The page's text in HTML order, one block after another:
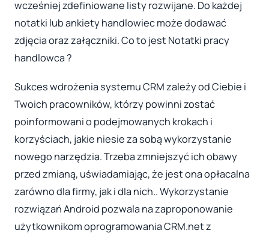
wcześniej zdefiniowane listy rozwijane. Do każdej
notatki lub ankiety handlowiec może dodawać
zdjęcia oraz załączniki. Co to jest Notatki pracy
handlowca ?
Sukces wdrożenia systemu CRM zależy od Ciebie i
Twoich pracowników, którzy powinni zostać
poinformowani o podejmowanych krokach i
korzyściach, jakie niesie za sobą wykorzystanie
nowego narzędzia. Trzeba zmniejszyć ich obawy
przed zmianą, uświadamiając, że jest ona opłacalna
zarówno dla firmy, jak i dla nich.. Wykorzystanie
rozwiązań Android pozwala na zaproponowanie
użytkownikom oprogramowania CRM.net z